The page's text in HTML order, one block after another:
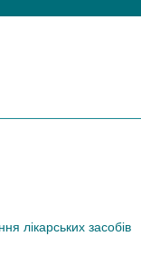
лікарських засобів